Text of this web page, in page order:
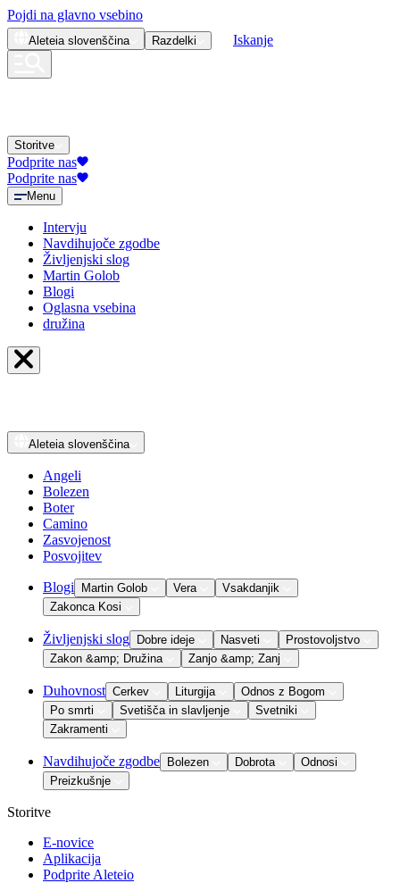
Pojdi na glavno vsebino
Aleteia slovenščina Razdelki Iskanje
Storitve
Podprite nas
Podprite nas
Menu
Intervju
Navdihujoče zgodbe
Življenjski slog
Martin Golob
Blogi
Oglasna vsebina
družina
Aleteia slovenščina
Angeli
Bolezen
Boter
Camino
Zasvojenost
Posvojitev
Blogi Martin Golob Vera
Vsakdanjik
Zakonca Kosi
Življenjski slog Dobre ideje Nasveti
Prostovoljstvo
Zakon &amp; Družina
Zanjo &amp; Zanj
Duhovnost Cerkev Liturgija
Odnos z Bogom
Po smrti
Svetišča in slavljenje
Svetniki
Zakramenti
Navdihujoče zgodbe Bolezen Dobrota
Odnosi
Preizkušnje
Storitve
E-novice
Aplikacija
Podprite Aleteio